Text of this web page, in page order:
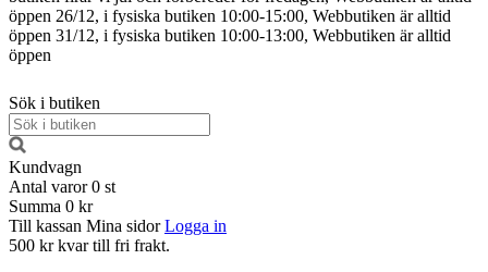
öppen 26/12, i fysiska butiken 10:00-15:00, Webbutiken är alltid
öppen 31/12, i fysiska butiken 10:00-13:00, Webbutiken är alltid
öppen
Sök i butiken
Kundvagn
Antal varor 0 st
Summa 0 kr
Till kassan Mina sidor Logga in
500 kr kvar till fri frakt.